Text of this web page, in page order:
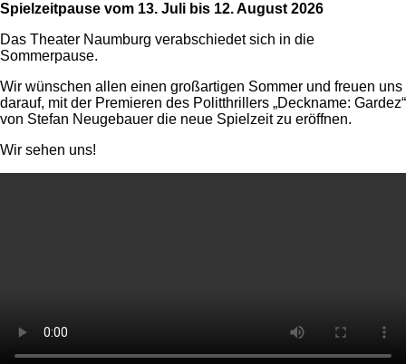
Spielzeitpause vom 13. Juli bis 12. August 2026
Das Theater Naumburg verabschiedet sich in die
Sommerpause.
Wir wünschen allen einen großartigen Sommer und freuen uns
darauf, mit der Premieren des Politthrillers „Deckname: Gardez“
von Stefan Neugebauer die neue Spielzeit zu eröffnen.
Wir sehen uns!